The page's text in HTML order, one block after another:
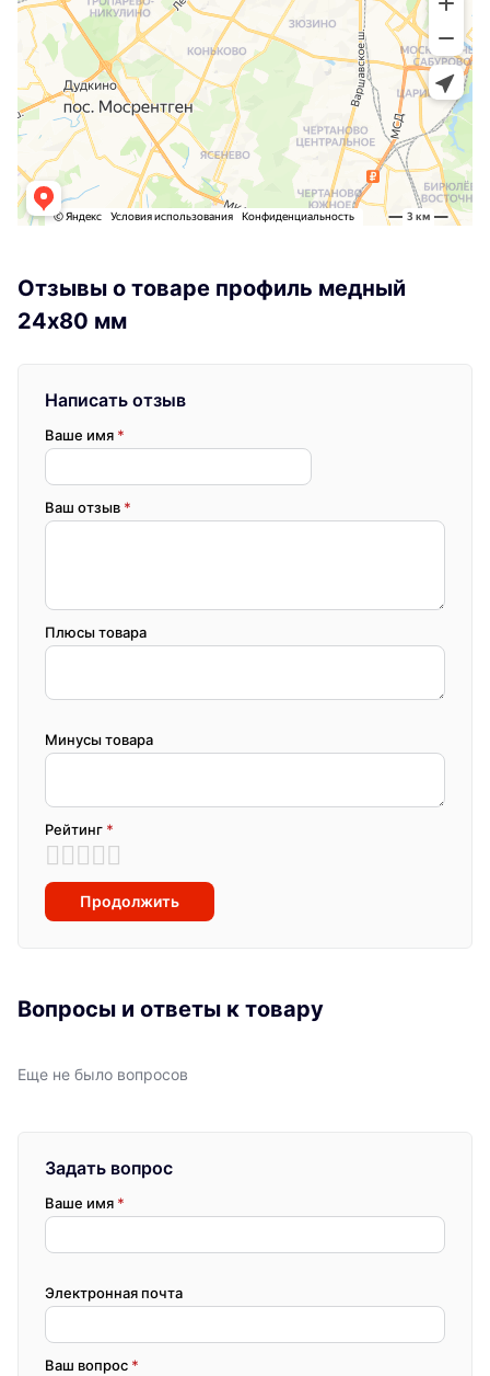
Отзывы о товаре профиль медный
24х80 мм
Написать отзыв
Ваше имя *
Ваш отзыв *
Плюсы товара
Минусы товара
Рейтинг *
Продолжить
Вопросы и ответы к товару
Еще не было вопросов
Задать вопрос
Ваше имя *
Электронная почта
Ваш вопрос *